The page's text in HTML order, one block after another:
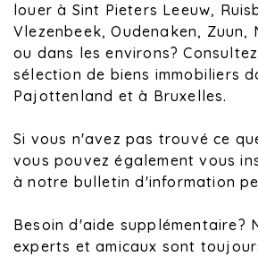
louer à Sint Pieters Leeuw,
Vlezenbeek, Oudenaken, Zuun,
ou dans les environs?
sélection de biens immobiliers
Pajottenland et à Bruxelles.
Si vous n'avez pas trouvé ce
vous pouvez également vous
à notre bulletin d'information
Besoin d'aide supplémentaire?
experts et amicaux sont